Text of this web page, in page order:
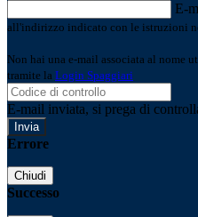
E-
all'indirizzo indicato con le istruzioni
Non hai una e-mail associata al nome
tramite la Login Spaggiari
E-mail inviata, si prega di
Errore
Chiudi
Successo